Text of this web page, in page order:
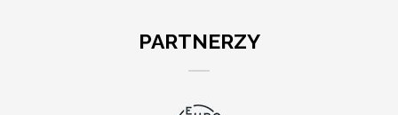
PARTNERZY